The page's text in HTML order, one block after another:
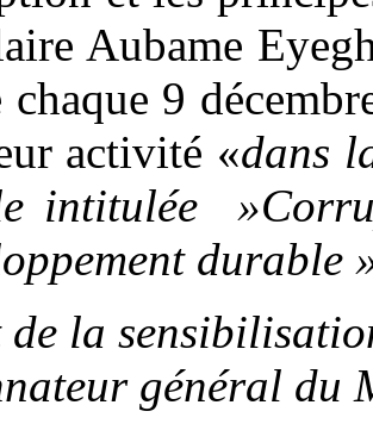
Aubame
chaque 9
activité «dans
intitulée
de la
général du